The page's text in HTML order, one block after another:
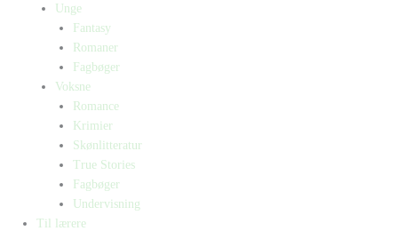
Unge
Fantasy
Romaner
Fagbøger
Voksne
Romance
Krimier
Skønlitteratur
True Stories
Fagbøger
Undervisning
Til lærere